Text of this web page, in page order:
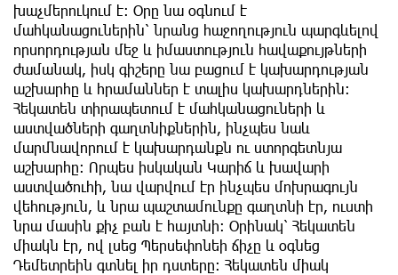
խաչմերուկում է։ Օրը նա օգնում է
մահկանացուներին՝ նրանց հաջողություն պարգևելով
որսորդության մեջ և իմաստություն հավաքույթների
ժամանակ, իսկ գիշերը նա բացում է կախարդության
աշխարհը և հրամաններ է տալիս կախարդներին։
Հեկատեն տիրապետում է մահկանացուների և
աստվածների գաղտնիքներին, ինչպես նաև
մարմնավորում է կախարդանքն ու ստորգետնյա
աշխարհը։ Որպես իսկական Կարիճ և խավարի
աստվածուհի, նա վարվում էր ինչպես մոխրագույն
վեհություն, և նրա պաշտամունքը գաղտնի էր, ուստի
նրա մասին քիչ բան է հայտնի: Օրինակ՝ Հեկատեն
միակն էր, ով լսեց Պերսեփոնեի ճիչը և օգնեց
Դեմետրեին գտնել իր դստերը: Հեկատեն միակ